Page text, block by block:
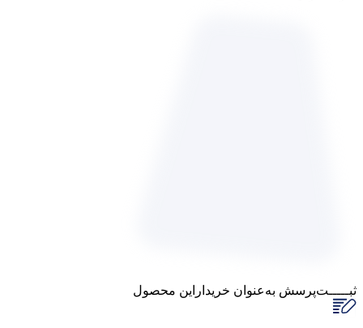
ثبـــــت‌پرسش به‌عنوان ‌خریدار‌این‌ محصول